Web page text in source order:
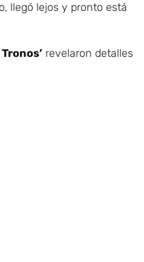
llegó lejos y pronto está
revelaron detalles